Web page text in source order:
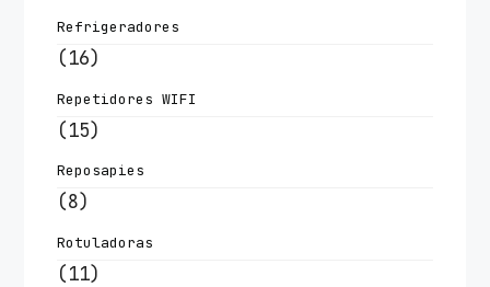
Refrigeradores
(16)
Repetidores WIFI
(15)
Reposapies
(8)
Rotuladoras
(11)